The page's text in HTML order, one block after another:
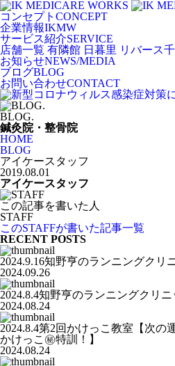
コンセプト CONCEPT
企業情報IKMW
サービス紹介SERVICE
店舗一覧 有隣館 日暮里 リバース
お知らせNEWS/MEDIA
ブログBLOG
お問い合わせCONTACT
BLOG.
鍼灸院・整骨院
HOME
BLOG
アイケースタッフ
2019.08.01
アイケースタッフ
この記事を書いた人
STAFF
このSTAFFが書いた記事一覧
RECENT POSTS
2024.9.16知野亨のランニングクリ
2024.09.26
2024.8.4知野亨のランニングクリ
2024.08.24
2024.8.4第2回かけっこ教室【次の
かけっこ㊙️特訓！】
2024.08.24